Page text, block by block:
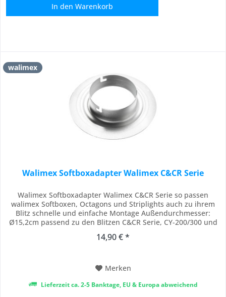
In den Warenkorb
walimex
Walimex Softboxadapter Walimex C&CR Serie
Walimex Softboxadapter Walimex C&CR Serie so passen
walimex Softboxen, Octagons und Striplights auch zu ihrem
Blitz schnelle und einfache Montage Außendurchmesser:
Ø15,2cm passend zu den Blitzen C&CR Serie, CY-200/300 und
Softboxadapter für Ihre Walimex pro C&CR Serie Studioblitze
14,90 € *
Merken
Lieferzeit ca. 2-5 Banktage, EU & Europa abweichend